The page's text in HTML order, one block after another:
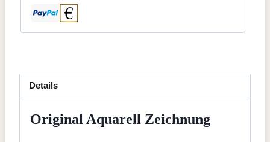
Details
Original Aquarell Zeichnung